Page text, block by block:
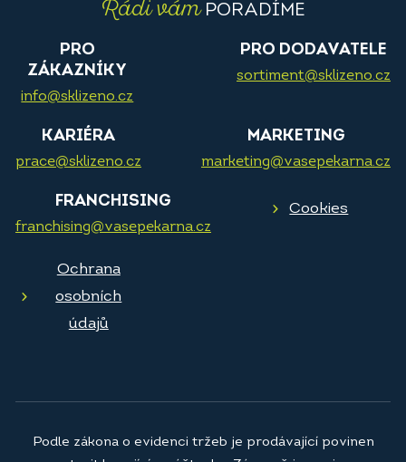
Rádi vámPORADÍME
PRO
ZÁKAZNÍKY
info@sklizeno.cz
PRO DODAVATELE
sortiment@sklizeno.cz
KARIÉRA
prace@sklizeno.cz
MARKETING
marketing@vasepekarna.cz
FRANCHISING
franchising@vasepekarna.cz
Cookies
Ochrana
osobních
údajů
Podle zákona o evidenci tržeb je prodávající povinen